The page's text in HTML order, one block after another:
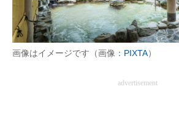
画像はイメージです（画像： PIXTA）
advertisement